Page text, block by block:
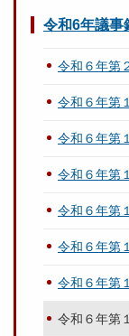
令和6年議事
令和６年第
令和６年第
令和６年第
令和６年第
令和６年第
令和６年第
令和６年第
令和６年第